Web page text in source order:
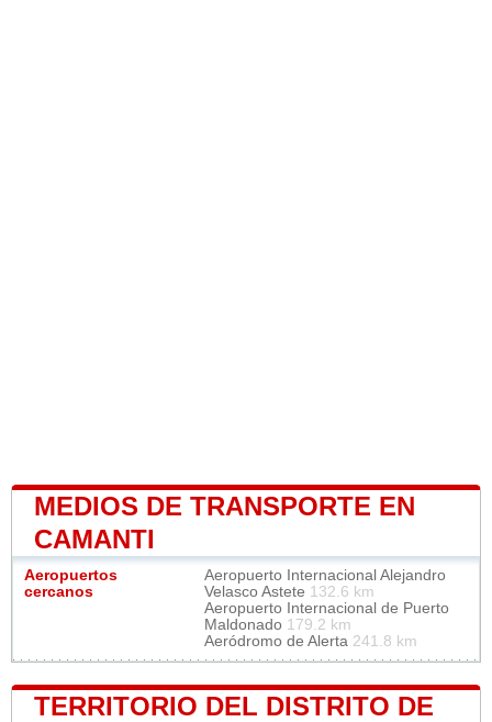
MEDIOS DE TRANSPORTE EN
CAMANTI
Aeropuertos
cercanos
Aeropuerto Internacional Alejandro
Velasco Astete 132.6 km
Aeropuerto Internacional de Puerto
Maldonado 179.2 km
Aeródromo de Alerta 241.8 km
TERRITORIO DEL DISTRITO DE